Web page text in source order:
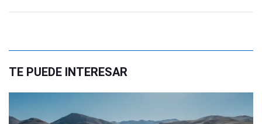
TE PUEDE INTERESAR